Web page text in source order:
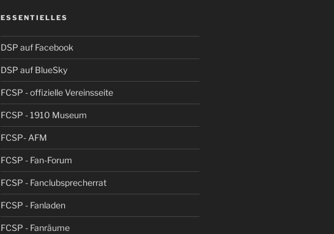
ESSENTIELLES
DSP auf Facebook
DSP auf BlueSky
FCSP - offizielle Vereinsseite
FCSP - 1910 Museum
FCSP- AFM
FCSP - Fan-Forum
FCSP - Fanclubsprecherrat
FCSP - Fanladen
FCSP - Fanräume